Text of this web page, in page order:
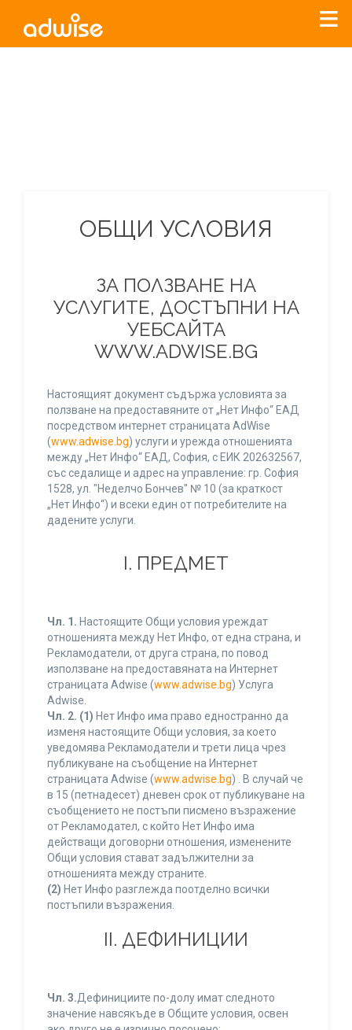
ОБЩИ УСЛОВИЯ
ЗА ПОЛЗВАНЕ НА
УСЛУГИТЕ, ДОСТЪПНИ НА
УЕБСАЙТА
WWW.ADWISE.BG
Настоящият документ съдържа условията за
ползване на предоставяните от „Нет Инфо“ ЕАД
посредством интернет страницата AdWise
(www.adwise.bg) услуги и урежда отношенията
между „Нет Инфо“ ЕАД, София, с ЕИК 202632567,
със седалище и адрес на управление: гр. София
1528, ул. "Неделчо Бончев" № 10 (за краткост
„Нет Инфо“) и всеки един от потребителите на
дадените услуги.
І. ПРЕДМЕТ
Чл. 1. Настоящите Общи условия уреждат
отношенията между Нет Инфо, от една страна, и
Рекламодатели, от друга страна, по повод
използване на предоставяната на Интернет
страницата Adwise (www.adwise.bg) Услуга
Adwise.
Чл. 2. (1) Нет Инфо има право едностранно да
изменя настоящите Общи условия, за което
уведомява Рекламодатели и трети лица чрез
публикуване на съобщение на Интернет
страницата Adwise (www.adwise.bg) . В случай че
в 15 (петнадесет) дневен срок от публикуване на
съобщението не постъпи писмено възражение
от Рекламодател, с който Нет Инфо има
действащи договорни отношения, изменените
Общи условия стават задължителни за
отношенията между страните.
(2) Нет Инфо разглежда поотделно всички
постъпили възражения.
ІІ. ДЕФИНИЦИИ
Чл. 3.Дефинициите по-долу имат следното
значение навсякъде в Общите условия, освен